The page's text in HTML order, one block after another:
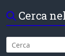
Cerca